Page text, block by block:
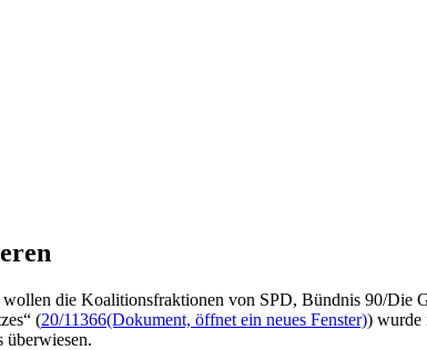
die Koalitionsfraktionen von SPD, Bündnis 90/Die
(20/11366(Dokument, öffnet ein neues Fenster)) wurde
überwiesen.